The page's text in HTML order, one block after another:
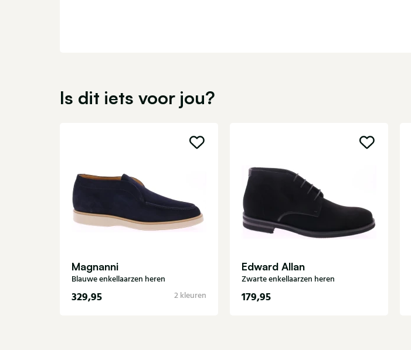
Is dit iets voor jou?
Magnanni
Blauwe enkellaarzen heren
329,95 2 kleuren
Edward Allan
Zwarte enkellaarzen heren
179,95